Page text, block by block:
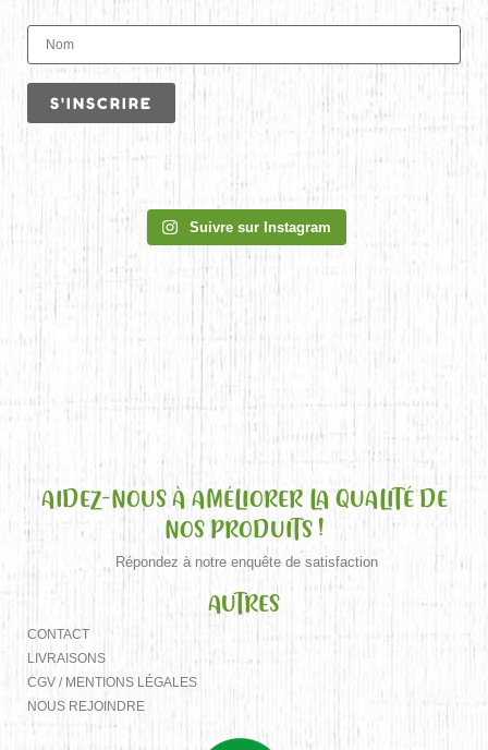
Suivre sur Instagram
AIDEZ-NOUS À AMÉLIORER LA QUALITÉ DE
NOS PRODUITS !
Répondez à notre enquête de satisfaction
AUTRES
CONTACT
LIVRAISONS
CGV / MENTIONS LÉGALES
NOUS REJOINDRE